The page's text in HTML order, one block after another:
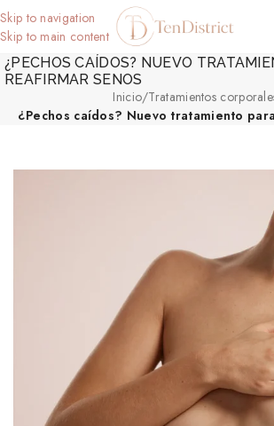
Skip to navigation
Skip to main content
¿PECHOS CAÍDOS? NUEVO
REAFIRMAR SENOS
Inicio/Tratamientos
¿Pechos caídos? Nuevo tratamiento